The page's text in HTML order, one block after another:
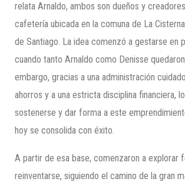
relata Arnaldo, ambos son dueños y
cafetería ubicada en la comuna de La
de Santiago. La idea comenzó a gestarse en
cuando tanto Arnaldo como Denisse
embargo, gracias a una administración
ahorros y a una estricta disciplina financiera,
sostenerse y dar forma a este
hoy se consolida con éxito.
A partir de esa base, comenzaron a explorar
reinventarse, siguiendo el camino de la gran